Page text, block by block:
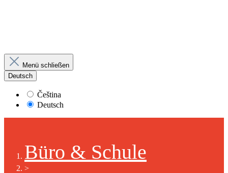
Menü schließen
Deutsch
Čeština
Deutsch
Büro & Schule
>